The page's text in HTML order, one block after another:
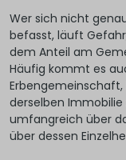
Wer sich nicht
befasst, läuft
dem Anteil am
Häufig kommt es
Erbengemeinschaft,
derselben Immobilie
umfangreich über
über dessen